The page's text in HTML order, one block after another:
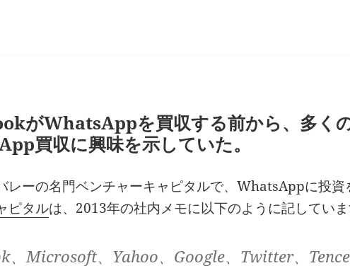
がWhatsAppを買収する前から、多く
買収に興味を示していた。
レーの名門ベンチャーキャピタルで、WhatsAppに投資
ピタルは、2013年の社内メモに以下のように記していま
、Microsoft、Yahoo、Google、Twitter、